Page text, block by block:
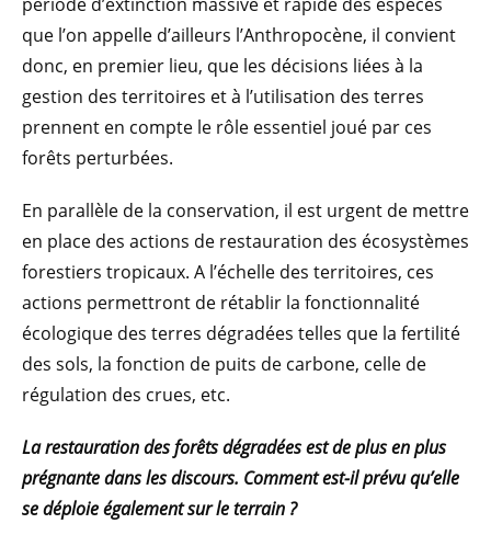
que l’on appelle d’ailleurs l’Anthropocène, il convient
donc, en premier lieu, que les décisions liées à la
gestion des territoires et à l’utilisation des terres
prennent en compte le rôle essentiel joué par ces
forêts perturbées.
En parallèle de la conservation, il est urgent de mettre
en place des actions de restauration des écosystèmes
forestiers tropicaux. A l’échelle des territoires, ces
actions permettront de rétablir la fonctionnalité
écologique des terres dégradées telles que la fertilité
des sols, la fonction de puits de carbone, celle de
régulation des crues, etc.
La restauration des forêts dégradées est de plus en plus
prégnante dans les discours. Comment est-il prévu qu’elle
se déploie également sur le terrain ?